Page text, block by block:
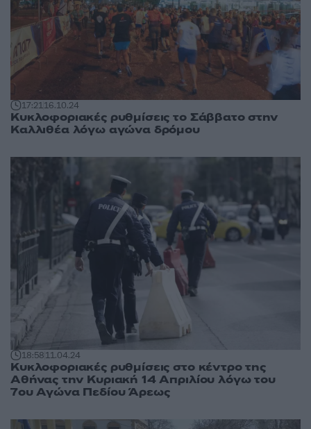
17:2116.10.24
Κυκλοφοριακές ρυθμίσεις το Σάββατο στην
Καλλιθέα λόγω αγώνα δρόμου
18:5811.04.24
Κυκλοφοριακές ρυθμίσεις στο κέντρο της
Αθήνας την Κυριακή 14 Απριλίου λόγω του
7ου Αγώνα Πεδίου Άρεως